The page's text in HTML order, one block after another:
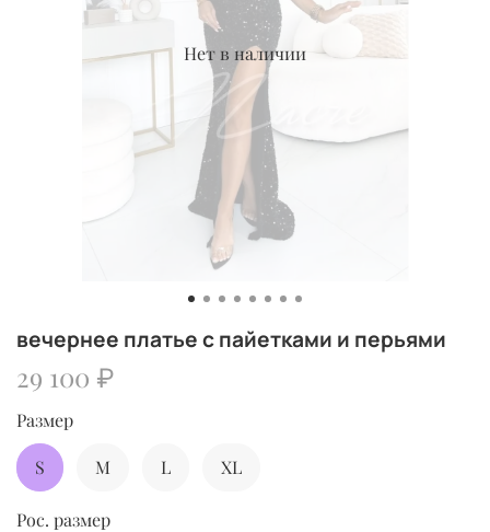
Нет в наличии
вечернее платье с пайетками и перьями
29 100 ₽
Размер
S M L XL
Рос. размер